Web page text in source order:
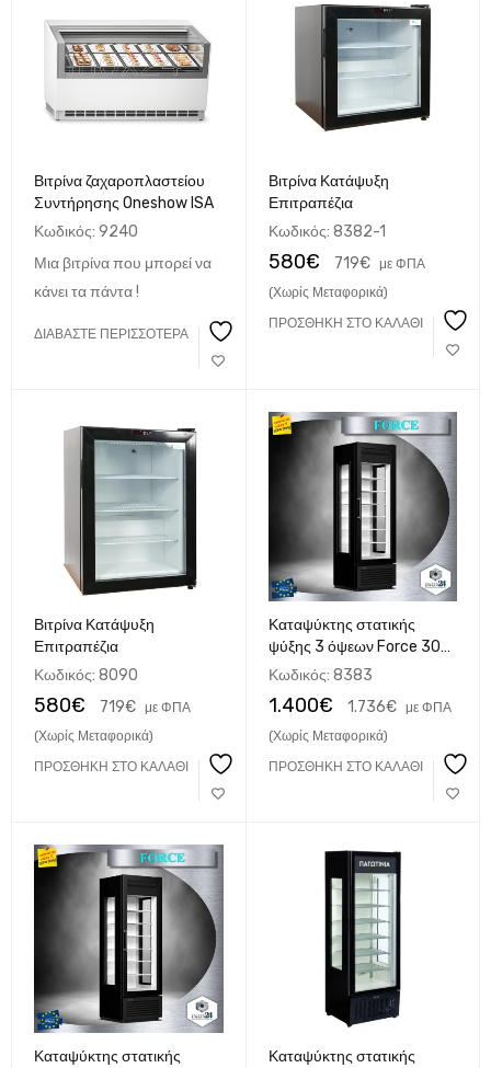
Βιτρίνα ζαχαροπλαστείου
Συντήρησης Oneshow ISA
Κωδικός: 9240
Μια βιτρίνα που μπορεί να
κάνει τα πάντα !
ΔΙΑΒΆΣΤΕ ΠΕΡΙΣΣΌΤΕΡΑ
Βιτρίνα Κατάψυξη
Επιτραπέζια
Κωδικός: 8382-1
580€ 719€
με ΦΠΑ
(Χωρίς Μεταφορικά)
ΠΡΟΣΘΉΚΗ ΣΤΟ ΚΑΛΆΘΙ
Βιτρίνα Κατάψυξη
Επιτραπέζια
Κωδικός: 8090
580€ 719€ με ΦΠΑ
(Χωρίς Μεταφορικά)
ΠΡΟΣΘΉΚΗ ΣΤΟ ΚΑΛΆΘΙ
Καταψύκτης στατικής
ψύξης 3 όψεων Force 30
3D
Κωδικός: 8383
1.400€ 1.736€
με ΦΠΑ
(Χωρίς Μεταφορικά)
ΠΡΟΣΘΉΚΗ ΣΤΟ ΚΑΛΆΘΙ
Καταψύκτης στατικής
Καταψύκτης στατικής